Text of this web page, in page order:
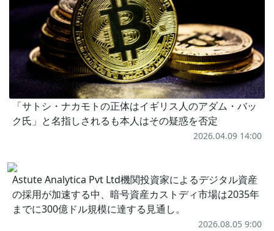
「サトシ・ナカモトの正体はイギリス人のアダム・バッ
ク氏」と名指しされるも本人はその疑惑を否定
2026.04.09 14:00
Astute Analytica Pvt Ltd機関投資家によるデジタル資産
の採用が加速する中、暗号資産カストディ市場は2035年
までに300億ドル規模に達する見通し。
2026.08.05 9:00